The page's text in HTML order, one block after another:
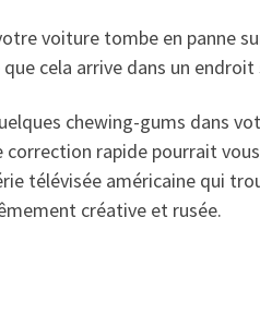
voiture tombe en panne
que cela arrive dans un endroit
chewing-gums dans
rapide pourrait
télévisée américaine qui
créative et rusée.